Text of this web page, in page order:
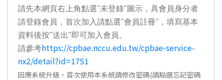
請先本網頁右上角點選"未登錄"圖示，具會員身分者
請登錄會員，首次加入請點選"會員註冊"，填寫基本
資料後按"送出"即可加入會員。
請參考https://cpbae.nccu.edu.tw/cpbae-service-
nx2/detail?id=1751
因應系統升級，首次使用本系統請修改密碼(請點選忘記密碼